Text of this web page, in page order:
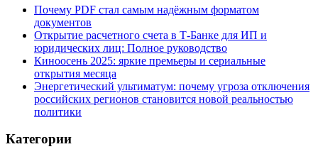
Почему PDF стал самым надёжным форматом
документов
Открытие расчетного счета в Т-Банке для ИП и
юридических лиц: Полное руководство
Киноосень 2025: яркие премьеры и сериальные
открытия месяца
Энергетический ультиматум: почему угроза отключения
российских регионов становится новой реальностью
политики
Категории